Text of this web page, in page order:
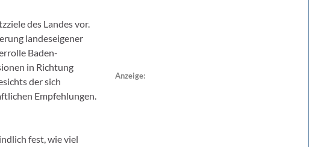
des Landes vor.
landeseigener
Baden-
in Richtung
der sich
Empfehlungen.
fest, wie viel
Anzeige: